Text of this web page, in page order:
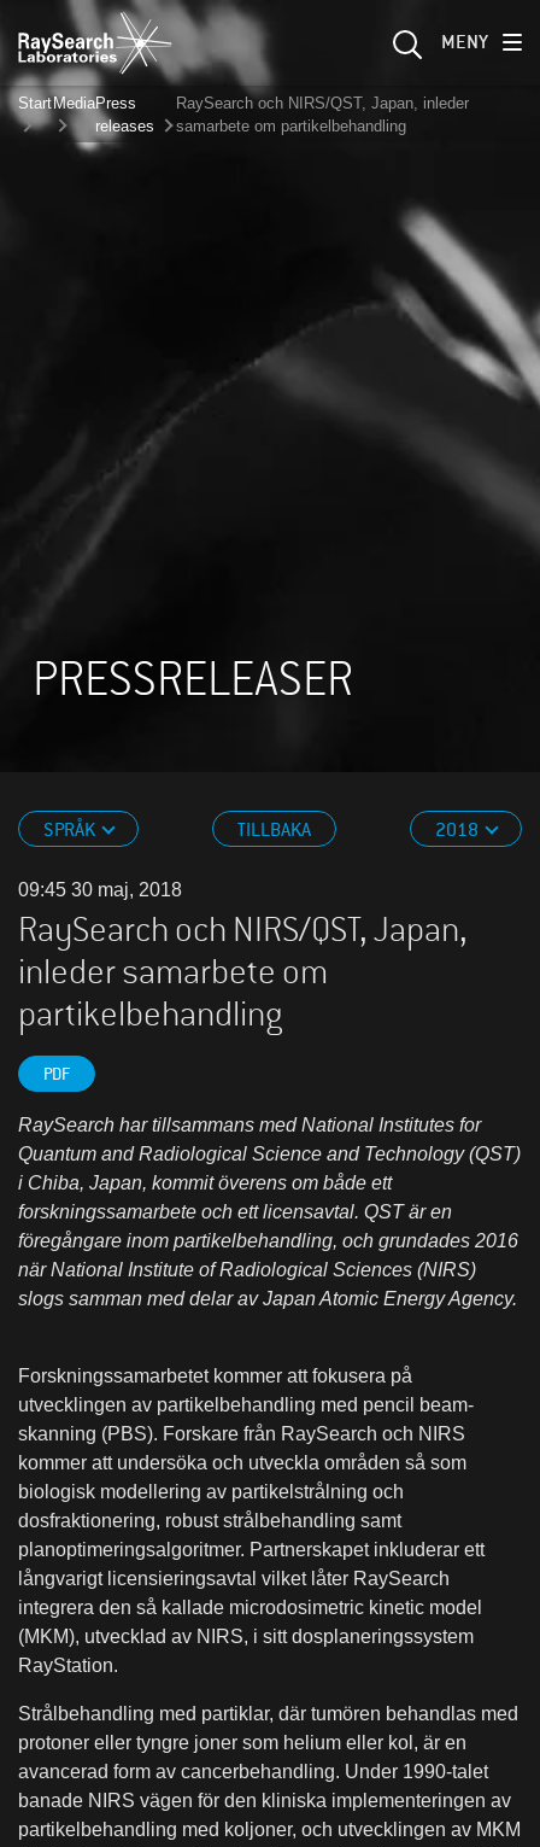
MENY
StartMediaPress
releases
RaySearch och NIRS/QST, Japan, inleder
samarbete om partikelbehandling
PRESSRELEASER
SPRÅK TILLBAKA 2018
09:45 30 maj, 2018
RaySearch och NIRS/QST, Japan,
inleder samarbete om
partikelbehandling
PDF
RaySearch har tillsammans medNational Institutes for
Quantum and Radiological Science and Technology (QST)
i Chiba, Japan, kommit överens om både ett
forskningssamarbete och ett licensavtal. QST är en
föregångare inom partikelbehandling, och grundades 2016
närNational Institute of Radiological Sciences (NIRS)
slogs samman med delar av Japan Atomic Energy Agency.
Forskningssamarbetet kommer att fokusera på
utvecklingen av partikelbehandling med pencil beam-
skanning (PBS). Forskare från RaySearch och NIRS
kommer att undersöka och utveckla områden så som
biologisk modellering av partikelstrålning och
dosfraktionering, robust strålbehandling samt
planoptimeringsalgoritmer. Partnerskapet inkluderar ett
långvarigt licensieringsavtal vilket låter RaySearch
integrera den så kallade microdosimetric kinetic model
(MKM), utvecklad av NIRS, i sitt dosplaneringssystem
RayStation.
Strålbehandling med partiklar, där tumören behandlas med
protoner eller tyngre joner som helium eller kol, är en
avancerad form av cancerbehandling. Under 1990-talet
banade NIRS vägen för den kliniska implementeringen av
partikelbehandling med koljoner, och utvecklingen av MKM